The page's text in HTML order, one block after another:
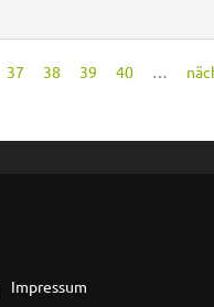
37 38 39 40
Impressum